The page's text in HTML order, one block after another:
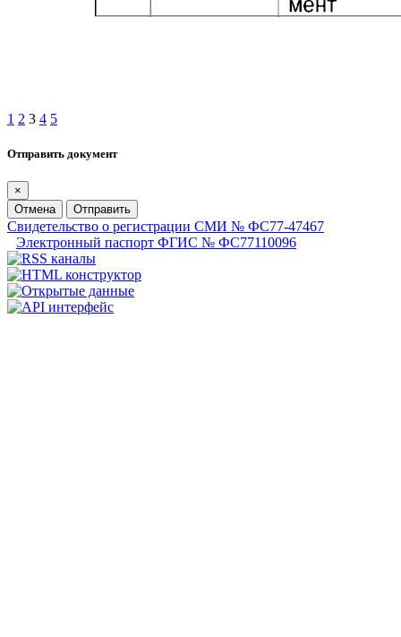
1 2 3 4 5
Отправить документ
×
Отмена
Отправить
Свидетельство о регистрации СМИ № ФС77-47467
Электронный паспорт ФГИС № ФС77110096